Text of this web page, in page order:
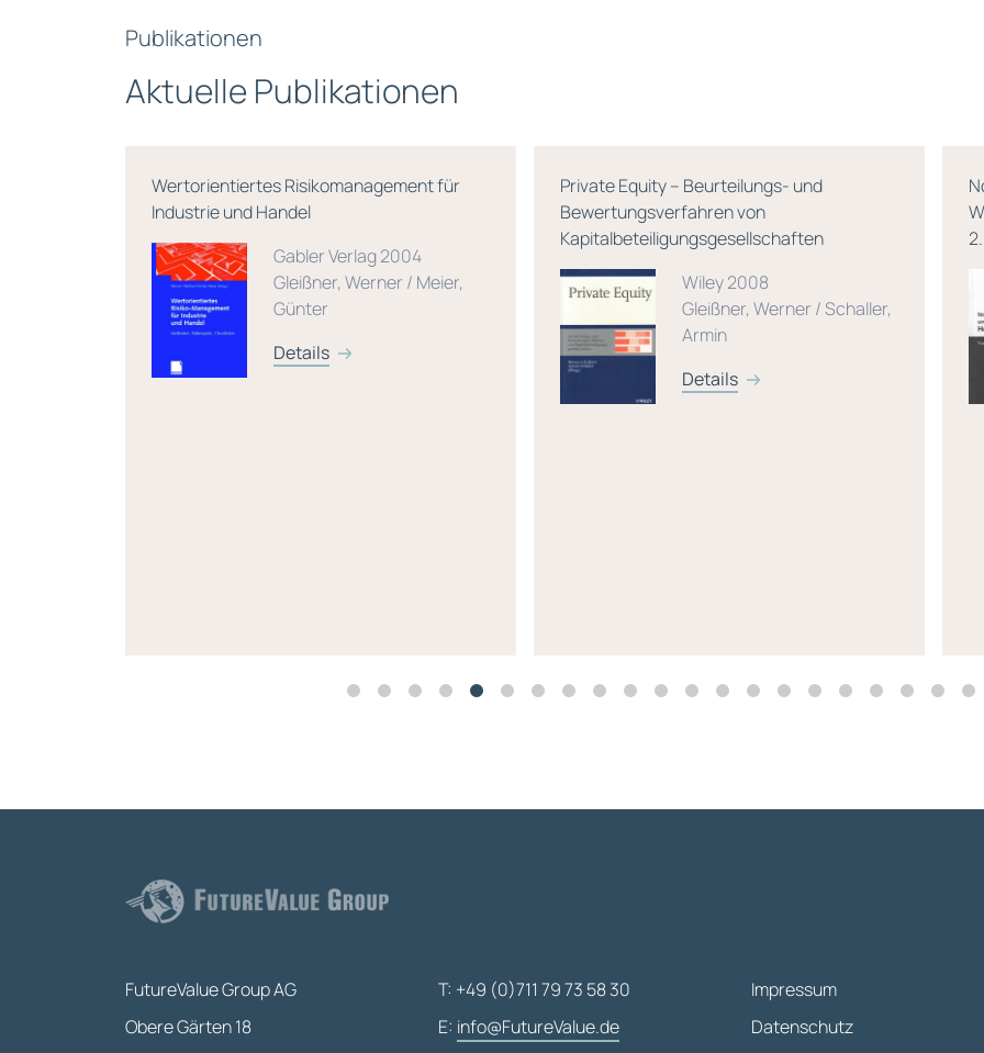
Publikationen
Aktuelle Publikationen
Wertorientiertes Risikomanagement für
Industrie und Handel
Gabler Verlag 2004
Gleißner, Werner / Meier,
Günter
Details
Private Equity – Beurteilungs- und
Bewertungsverfahren von
Kapitalbeteiligungsgesellschaften
Wiley 2008
Gleißner, Werner / Schaller,
Armin
Details
FutureValue Group AG
Obere Gärten 18
T: +49 (0)711 79 73 58 30
E: info@FutureValue.de
Impressum
Datenschutz